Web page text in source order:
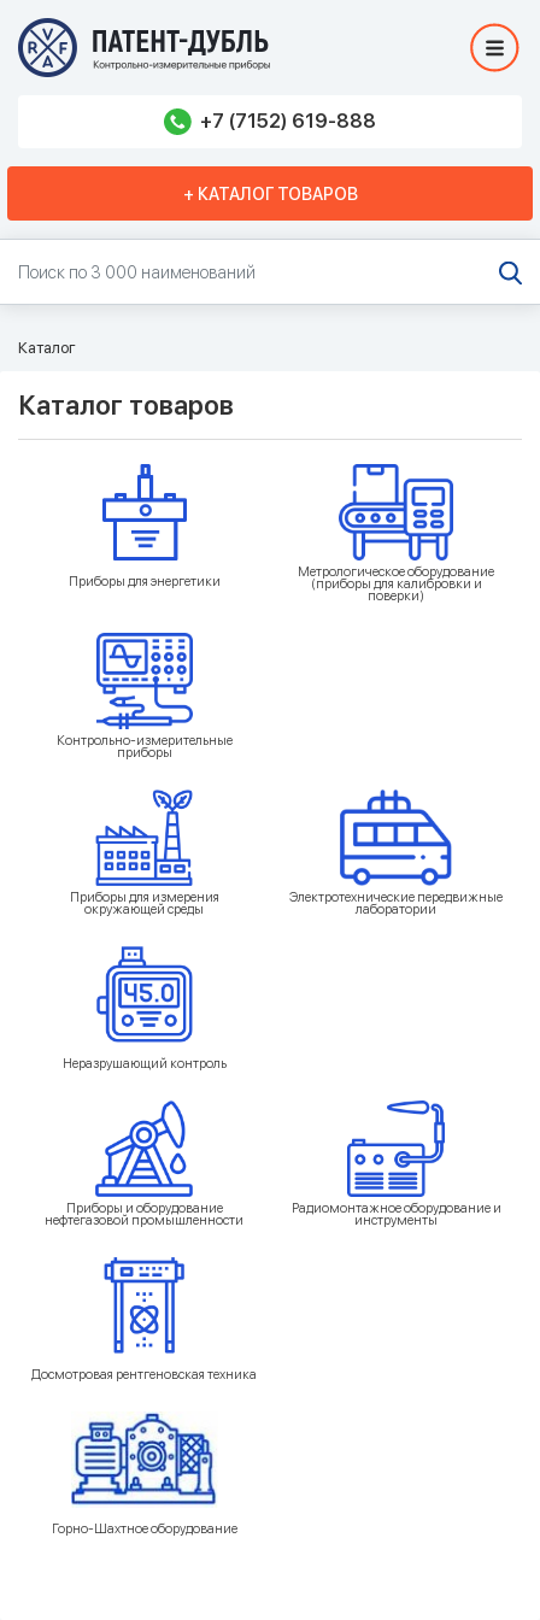
+7 (7152) 619-888
+ КАТАЛОГ ТОВАРОВ
Каталог
Каталог товаров
Приборы для энергетики
Метрологическое оборудование
(приборы для калибровки и
поверки)
Контрольно-измерительные
приборы
Приборы для измерения
окружающей среды
Электротехнические передвижные
лаборатории
Неразрушающий контроль
Приборы и оборудование
нефтегазовой промышленности
Радиомонтажное оборудование и
инструменты
Досмотровая рентгеновская техника
Горно-Шахтное оборудование